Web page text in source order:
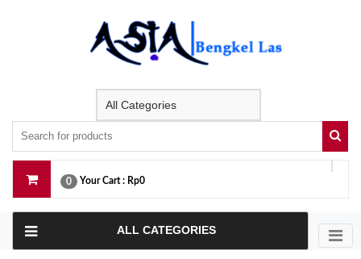
0 Your Cart : Rp0
ALL CATEGORIES